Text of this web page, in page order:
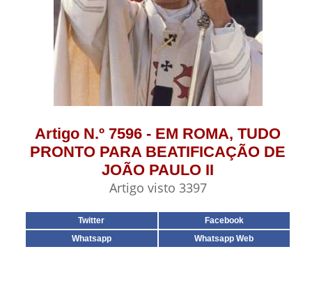
Artigo N.º 7596 - EM ROMA, TUDO
PRONTO PARA BEATIFICAÇÃO DE
JOÃO PAULO II
Artigo visto 3397
Twitter
Facebook
Whatsapp
Whatsapp Web